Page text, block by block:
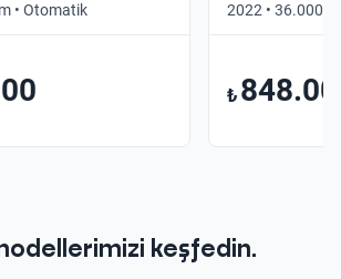
• Otomatik 2022 • 36.000
₺
keşfedin.